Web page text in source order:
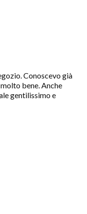
Conoscevo già
bene. Anche
gentilissimo e